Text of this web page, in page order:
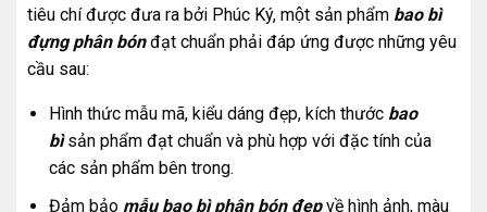
tiêu chí được đưa ra bởi Phúc Ký, một sản phẩm bao bì
đựng phân bónđạt chuẩn phải đáp ứng được những yêu
cầu sau:
Hình thức mẫu mã, kiểu dáng đẹp, kích thước bao
bìsản phẩm đạt chuẩn và phù hợp với đặc tính của
các sản phẩm bên trong.
Đảm bảo mẫu bao bì phân bón đẹpvề hình ảnh, màu